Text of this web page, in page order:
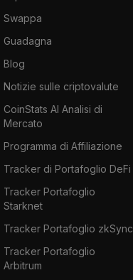
Swappa
Guadagna
Blog
Notizie sulle criptovalute
CoinStats AI Analisi di
Mercato
Programma di Affiliazione
Tracker di Portafoglio DeFi
Tracker Portafoglio
Starknet
Tracker Portafoglio zkSync
Tracker Portafoglio
Arbitrum